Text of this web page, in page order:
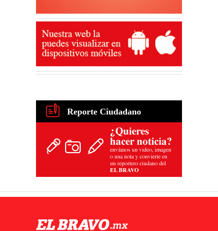
Reporte Ciudadano